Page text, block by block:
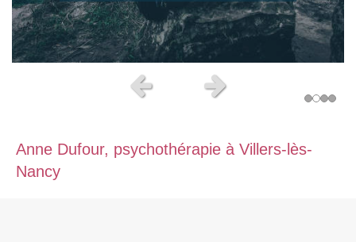
Slide précédentSlide suivant
Anne Dufour, psychothérapie à Villers-lès-
Nancy